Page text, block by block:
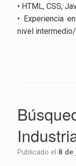
• HTML, CSS,
• Experiencia
nivel
Publicado el 8 de